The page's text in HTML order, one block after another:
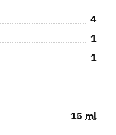
4
1
1
15 ml